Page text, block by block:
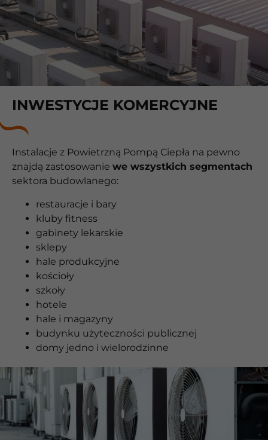
INWESTYCJE KOMERCYJNE
Instalacje z Powietrzną Pompą Ciepła na pewno
znajdą zastosowanie we wszystkich segmentach
sektora budowlanego:
restauracje i bary
kluby fitness
gabinety lekarskie
sklepy
hale produkcyjne
kościoły
szkoły
hotele
hale i magazyny
budynku użyteczności publicznej
domy jedno i wielorodzinne